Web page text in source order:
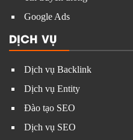
Google Ads
DỊCH VỤ
Dịch vụ Backlink
Dịch vụ Entity
Đào tạo SEO
Dịch vụ SEO